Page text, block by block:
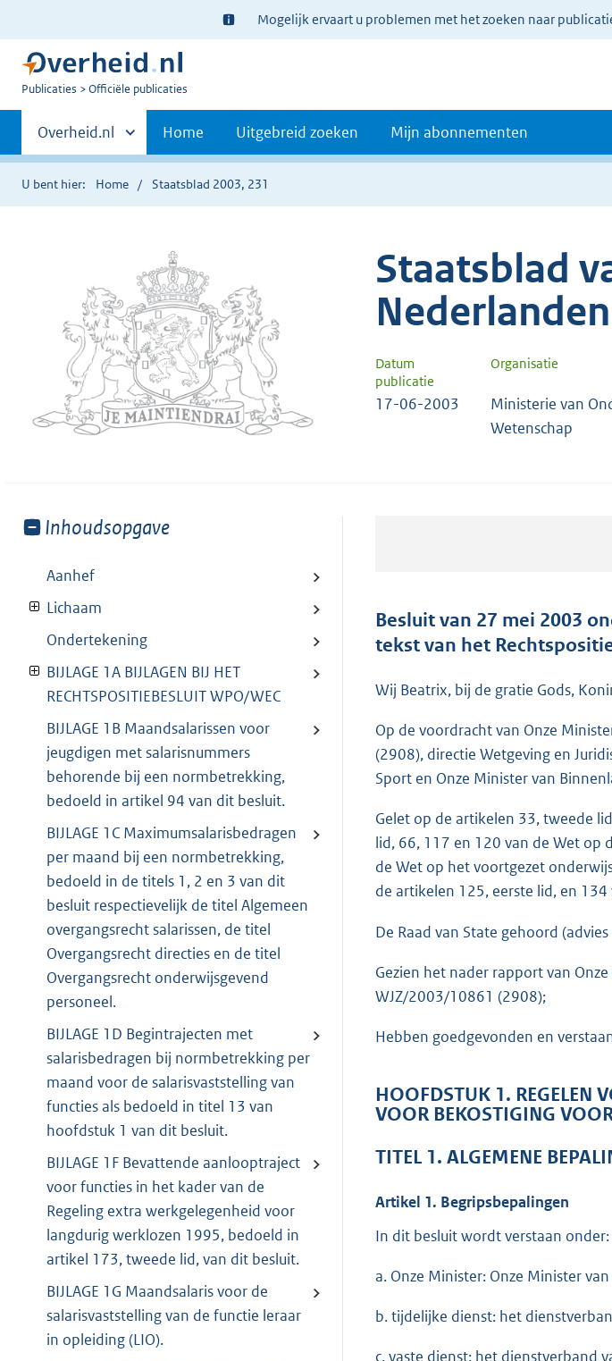
Ter
informatie:
Mogelijk ervaart u problemen met het zoeken naar
U
Publicaties Officiële publicaties
Primaire
navigatie
Andere
sites
binnen
Overheid.nl Home Uitgebreid zoeken Mijn abonnementen
U bent hier: Home Staatsblad 2003, 231
Staatsblad
Nederlanden
Datum
publicatie
Organisatie
17-06-2003
Ministerie van
Wetenschap
Toon
van:
Inhoudsopgave
Aanhef
Lichaam
Ondertekening
BIJLAGE 1A BIJLAGEN BIJ HET
RECHTSPOSITIEBESLUIT WPO/WEC
BIJLAGE 1B Maandsalarissen voor
jeugdigen met salarisnummers
behorende bij een normbetrekking,
bedoeld in artikel 94 van dit besluit.
BIJLAGE 1C Maximumsalarisbedragen
per maand bij een normbetrekking,
bedoeld in de titels 1, 2 en 3 van dit
besluit respectievelijk de titel Algemeen
overgangsrecht salarissen, de titel
Overgangsrecht directies en de titel
Overgangsrecht onderwijsgevend
personeel.
BIJLAGE 1D Begintrajecten met
salarisbedragen bij normbetrekking per
maand voor de salarisvaststelling van
functies als bedoeld in titel 13 van
hoofdstuk 1 van dit besluit.
BIJLAGE 1F Bevattende aanlooptraject
voor functies in het kader van de
Regeling extra werkgelegenheid voor
langdurig werklozen 1995, bedoeld in
artikel 173, tweede lid, van dit besluit.
BIJLAGE 1G Maandsalaris voor de
salarisvaststelling van de functie leraar
in opleiding (LIO).
Besluit van 27 mei 2003
tekst van het
Wij Beatrix, bij de gratie Gods,
Op de voordracht van Onze
(2908), directie Wetgeving en
Sport en Onze Minister van
Gelet op de artikelen 33, tweede
lid, 66, 117 en 120 van de Wet op
de Wet op het voortgezet
de artikelen 125, eerste lid, en
De Raad van State gehoord
Gezien het nader rapport van
WJZ/2003/10861 (2908);
Hebben goedgevonden en
HOOFDSTUK 1. REGELEN
VOOR BEKOSTIGING
TITEL 1. ALGEMENE
Artikel 1. Begripsbepalingen
In dit besluit wordt verstaan onder:
a. Onze Minister: Onze Minister
b. tijdelijke dienst: het
c. vaste dienst: het dienstverband